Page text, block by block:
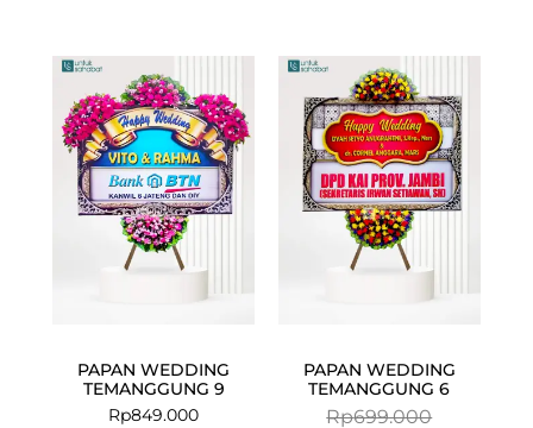
PAPAN WEDDING
TEMANGGUNG 9
Rp849.000
PAPAN WEDDING
TEMANGGUNG 6
Rp699.000
price
was:
Rp699.000.
price
is:
Rp675.000.